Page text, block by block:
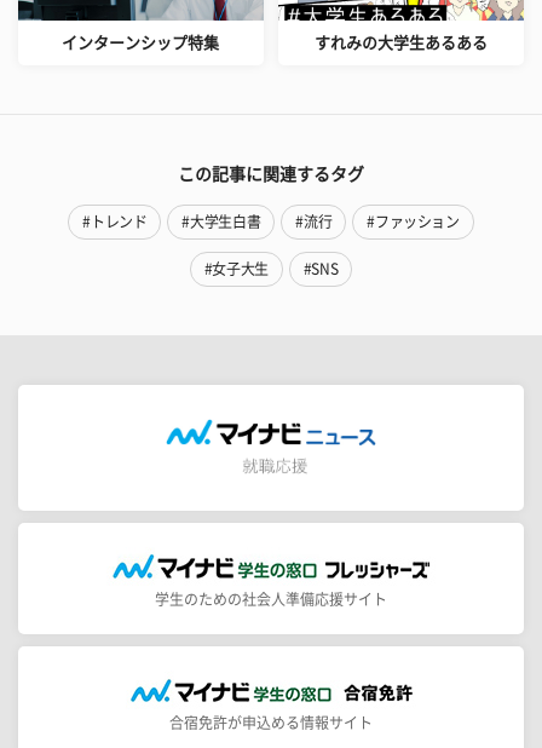
インターンシップ特集 すれみの大学生あるある
この記事に関連するタグ
#トレンド #大学生白書 #流行 #ファッション
#女子大生 #SNS
学生のための社会人準備応援サイト
合宿免許が申込める情報サイト